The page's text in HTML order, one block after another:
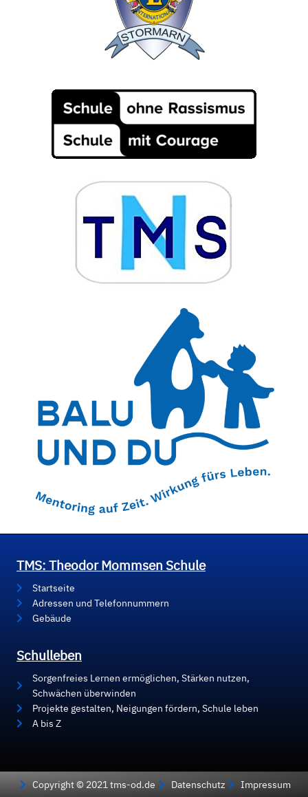
TMS: Theodor Mommsen Schule
Startseite
Adressen und Telefonnummern
Gebäude
Schulleben
Sorgenfreies Lernen ermöglichen, Stärken nutzen,
Schwächen überwinden
Projekte gestalten, Neigungen fördern, Schule leben
A bis Z
Copyright © 2021 tms-od.de Datenschutz Impressum